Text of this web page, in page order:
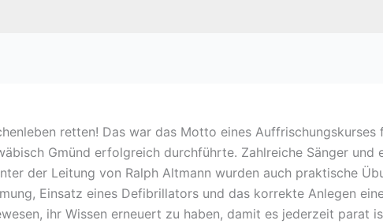
retten! Das war das Motto eines
Gmünd erfolgreich durchführte. Zahlreiche Sänger und
der Leitung von Ralph Altmann wurden auch praktische
Einsatz eines Defibrillators und das korrekte Anlegen
ihr Wissen erneuert zu haben, damit es jederzeit parat